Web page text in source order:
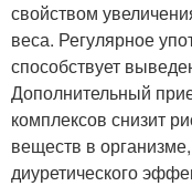
свойством
веса. Регулярное
способствует
Дополнительный
комплексов снизит
веществ в
диуретического